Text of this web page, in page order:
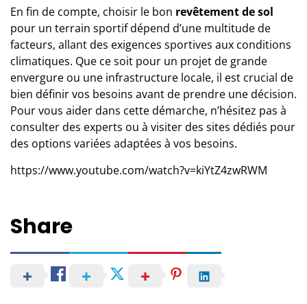
En fin de compte, choisir le bon revêtement de sol
pour un terrain sportif dépend d’une multitude de
facteurs, allant des exigences sportives aux conditions
climatiques. Que ce soit pour un projet de grande
envergure ou une infrastructure locale, il est crucial de
bien définir vos besoins avant de prendre une décision.
Pour vous aider dans cette démarche, n’hésitez pas à
consulter des experts ou à visiter des sites dédiés pour
des options variées adaptées à vos besoins.
https://www.youtube.com/watch?v=kiYtZ4zwRWM
Share